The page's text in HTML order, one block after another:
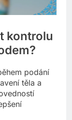
kontrolu
podání
těla a